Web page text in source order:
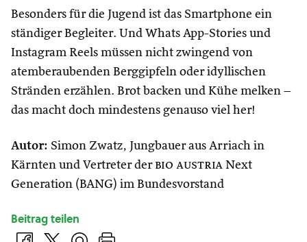
Besonders für die Jugend ist das Smartphone ein
ständiger Begleiter. Und Whats App-Stories und
Instagram Reels müssen nicht zwingend von
atemberaubenden Berggipfeln oder idyllischen
Stränden erzählen. Brot backen und Kühe melken –
das macht doch mindestens genauso viel her!
Autor: Simon Zwatz, Jungbauer aus Arriach in
Kärnten und Vertreter der bio austria Next
Generation (BANG) im Bundesvorstand
Beitrag teilen